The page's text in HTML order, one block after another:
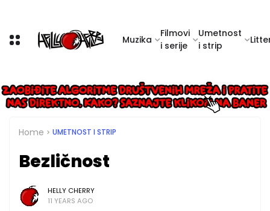
Muzika
Filmovi
i serije
Umetnost
i strip
Home UMETNOST I STRIP
Bezličnost
HELLY CHERRY
11 YEARS AGO